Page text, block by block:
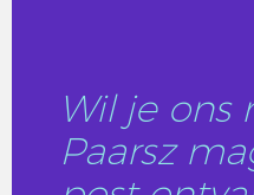
Wil je ons
Paarsz